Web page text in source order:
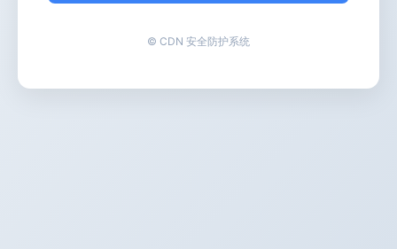
© CDN 安全防护系统